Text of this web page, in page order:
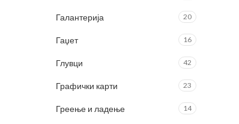
Галантерија 20
Гаџет 16
Глувци 42
Графички карти 23
Греење и ладење 14